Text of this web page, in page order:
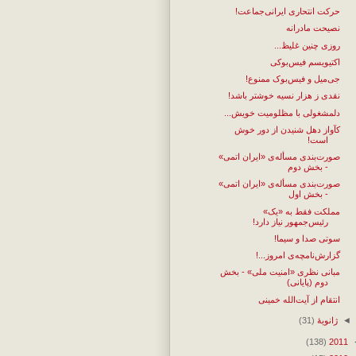
حرکت انتحاری ایرانی‌جماعت!
نصیحت مادرانه
روزی چنین غلیظ...
اکتیویسم فیس‌بوکی
جی‌میل و فیس‌بوک ممنوع!
نقدی ز هزار نسیه خوشتر باشد!
دلمشغولی با مظلومیت خویش...
کآواز دهل شنیدن از دور خوش
است!
صورت‌بندی مسأله‌ی «ایران اتمی»
- بخش دوم
صورت‌بندی مسأله‌ی «ایران اتمی»
- بخش اول
مملکت فقط به «یک»
رئیس‌جمهور نیاز دارد!
سوتی صدا و سیما!
گزارش‌نامچه‌ی امروز...!
مبانی نظری «امنیت ملی» - بخش
دوم (پایانی)
انتقام از آیت‌الله خمینی
◄ژانویهٔ (31)
2011
(138)